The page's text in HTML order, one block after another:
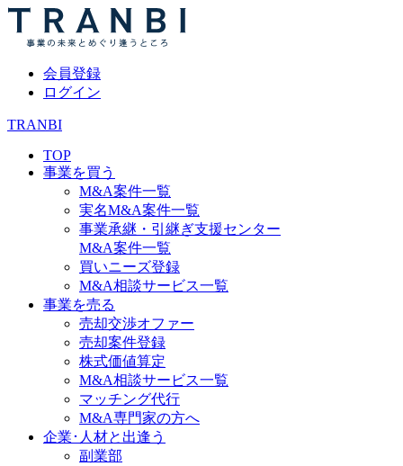
会員登録
ログイン
TRANBI
TOP
事業を買う
M&A案件一覧
実名M&A案件一覧
事業承継・引継ぎ支援センター
M&A案件一覧
買いニーズ登録
M&A相談サービス一覧
事業を売る
売却交渉オファー
売却案件登録
株式価値算定
M&A相談サービス一覧
マッチング代行
M&A専門家の方へ
企業･人材と出逢う
副業部